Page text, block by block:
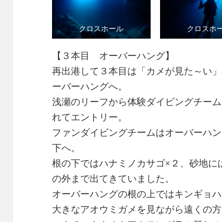
クロスホール クロスホ
【３本目 オーバーハング】
再出港して３本目は「カメが見た～い
ーバーハングへ。
浅瀬のリーフから体験ダイビングチー
れてエントリー。
ファンダイビングチームはオーバーハ
下へ。
根の下ではハナミノカサゴ×２、砂地
の外まで出てきていました。
オーバーハングの根の上ではキンギョ
大きなアオウミガメを見ながら遠くの